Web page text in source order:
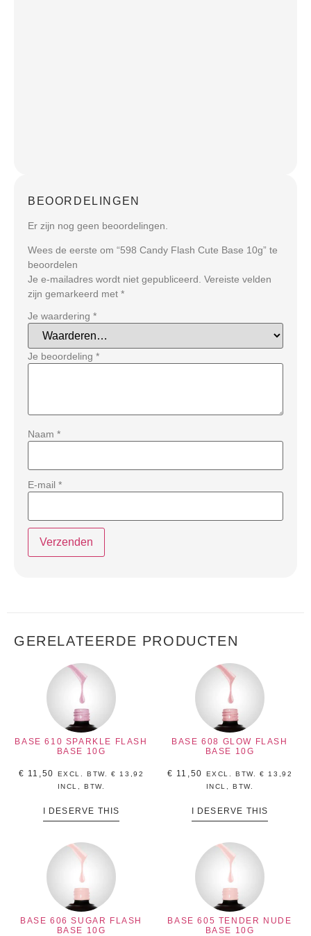
BEOORDELINGEN
Er zijn nog geen beoordelingen.
Wees de eerste om “598 Candy Flash Cute Base 10g” te
beoordelen
Je e-mailadres wordt niet gepubliceerd. Vereiste velden
zijn gemarkeerd met *
Je waardering *
Je beoordeling *
Naam *
E-mail *
GERELATEERDE PRODUCTEN
BASE 610 SPARKLE FLASH
BASE 10G
€ 11,50 EXCL. BTW.€
13,92
INCL, BTW.
I DESERVE THIS
BASE 608 GLOW FLASH
BASE 10G
€ 11,50 EXCL. BTW.€
13,92
INCL, BTW.
I DESERVE THIS
BASE 606 SUGAR FLASH
BASE 10G
BASE 605 TENDER NUDE
BASE 10G